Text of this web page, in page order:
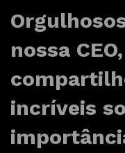
nossa
incríveis